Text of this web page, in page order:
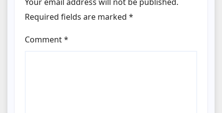
Required fields are marked *
Comment*